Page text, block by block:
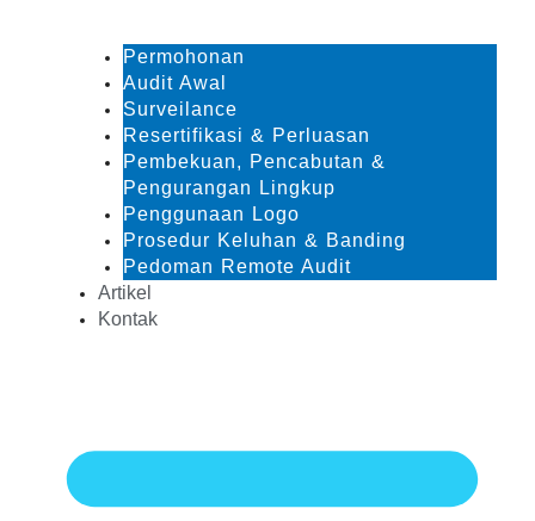
Permohonan
Audit Awal
Surveilance
Resertifikasi & Perluasan
Pembekuan, Pencabutan &
Pengurangan Lingkup
Penggunaan Logo
Prosedur Keluhan & Banding
Pedoman Remote Audit
Artikel
Kontak